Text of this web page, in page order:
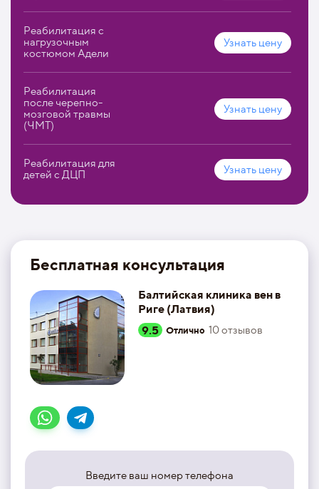
Реабилитация с
нагрузочным
костюмом Адели
Узнать цену
Реабилитация
после черепно-
мозговой травмы
(ЧМТ)
Узнать цену
Реабилитация для
детей с ДЦП
Узнать цену
Бесплатная консультация
Балтийская клиника вен в
Риге (Латвия)
9.5
Отлично 10отзывов
Введите ваш номер телефона